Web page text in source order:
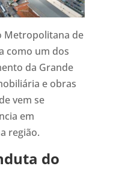
Metropolitana de
como um dos
da Grande
e obras
vem se
em
região.
do